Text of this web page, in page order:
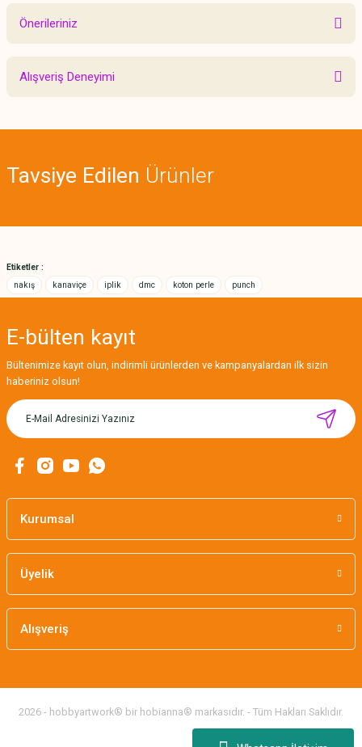
Önerileriniz
Bu ürünün fiyat bilgisi, resim, ürün açıklamalarında ve diğer konularda
yetersiz gördüğünüz noktaları öneri formunu kullanarak tarafımıza
Ürün açıklamasında eksik bilgiler bulunuyor.
Alışveriş Deneyimi
Tavsiye Edilen Ürünler
Etiketler :
nakış
kanaviçe iplik dmc koton perle punch
E-bülten kayıt
Bültenimize kayıt olun, indirimli ürünlerden ve kampanyalardan ilk sizin
haberiniz olsun!
Kurumsal
Üyelik
Alışveriş
2026 - hobbyartwork® bir hobianna® markasıdır. - Tüm Hakları Saklıdır.